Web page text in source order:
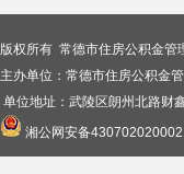
版权所有 常德市住房公积金
主办单位：常德市住房公积金
单位地址：武陵区朗州北路
湘公网安备